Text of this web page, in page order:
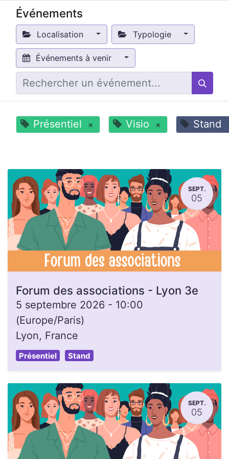
Événements
Localisation Typologie
Événements à venir
Présentiel × Visio × Stand
SEPT.
05
Forum des associations - Lyon 3e
5 septembre 2026 - 10:00
(Europe/Paris)
Lyon, France
Présentiel Stand
SEPT.
05